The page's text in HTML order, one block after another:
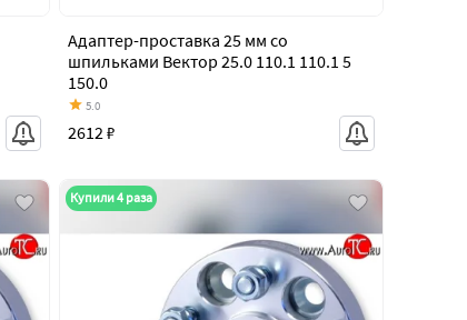
Адаптер-проставка 25 мм со
шпильками Вектор 25.0 110.1 110.1 5
150.0
5.0
2612 ₽
Купили 4 раза